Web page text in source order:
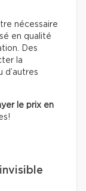
nécessaire
en qualité
Des
la
d’autres
le prix en